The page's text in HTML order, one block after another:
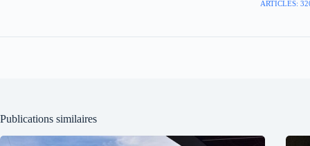
ARTICLES:
Publications similaires